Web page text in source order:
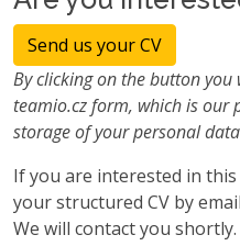
Send us your CV
By clicking on the button
teamio.cz form, which is our
storage of your personal
If you are interested in
your structured CV by
We will contact you shortly.